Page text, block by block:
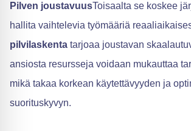
Pilven joustavuusToisaalta se koskee
hallita vaihtelevia työmääriä
pilvilaskenta tarjoaa joustavan
ansiosta resursseja voidaan mukauttaa
mikä takaa korkean käytettävyyden ja
suorituskyvyn.